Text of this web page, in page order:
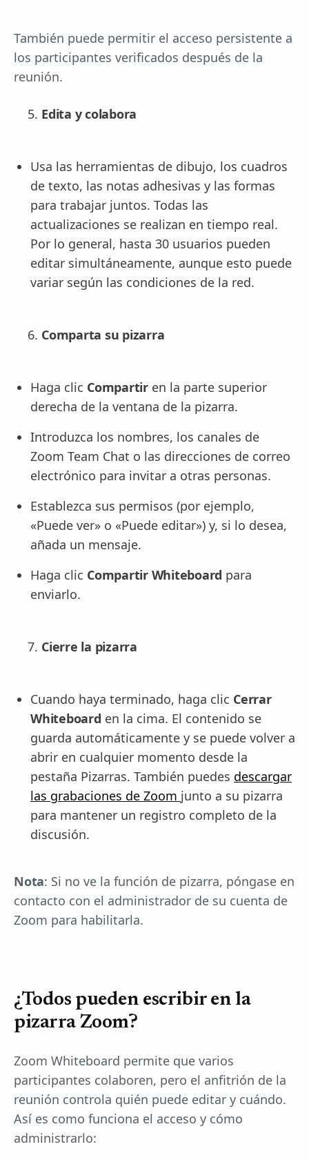
También puede permitir el acceso persistente a
los participantes verificados después de la
reunión.
Edita y colabora
Usa las herramientas de dibujo, los cuadros
de texto, las notas adhesivas y las formas
para trabajar juntos. Todas las
actualizaciones se realizan en tiempo real.
Por lo general, hasta 30 usuarios pueden
editar simultáneamente, aunque esto puede
variar según las condiciones de la red.
Comparta su pizarra
Haga clic Compartiren la parte superior
derecha de la ventana de la pizarra.
Introduzca los nombres, los canales de
Zoom Team Chat o las direcciones de correo
electrónico para invitar a otras personas.
Establezca sus permisos (por ejemplo,
«Puede ver» o «Puede editar») y, si lo desea,
añada un mensaje.
Haga clic Compartir Whiteboard para
enviarlo.
Cierre la pizarra
Cuando haya terminado, haga clic Cerrar
Whiteboard en la cima. El contenido se
guarda automáticamente y se puede volver a
abrir en cualquier momento desde la
pestaña Pizarras. También puedes descargar
las grabaciones de Zoom junto a su pizarra
para mantener un registro completo de la
discusión.
Nota: Si no ve la función de pizarra, póngase en
contacto con el administrador de su cuenta de
Zoom para habilitarla.
¿Todos pueden escribir en la
pizarra Zoom?
Zoom Whiteboard permite que varios
participantes colaboren, pero el anfitrión de la
reunión controla quién puede editar y cuándo.
Así es como funciona el acceso y cómo
administrarlo: